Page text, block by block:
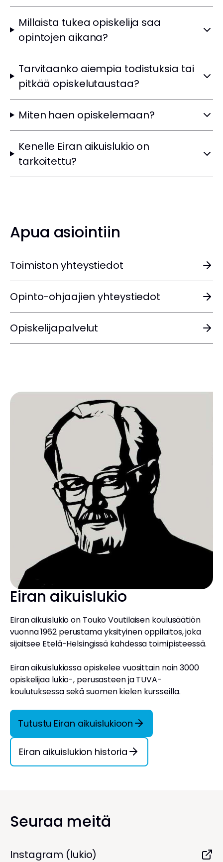
Millaista tukea opiskelija saa
opintojen aikana?
Tarvitaanko aiempia todistuksia tai
pitkää opiskelutaustaa?
Miten haen opiskelemaan?
Kenelle Eiran aikuislukio on
tarkoitettu?
Apua asiointiin
Toimiston yhteystiedot
Opinto-ohjaajien yhteystiedot
Opiskelijapalvelut
Eiran aikuislukio
Eiran aikuislukio on Touko Voutilaisen koulusäätiön
vuonna 1962 perustama yksityinen oppilaitos, joka
sijaitsee Etelä-Helsingissä kahdessa toimipisteessä.
Eiran aikuislukiossa opiskelee vuosittain noin 3000
opiskelijaa lukio-, perusasteen ja TUVA-
koulutuksessa sekä suomen kielen kursseilla.
Tutustu Eiran aikuislukioon
Eiran aikuislukion historia
Seuraa meitä
Instagram (lukio)